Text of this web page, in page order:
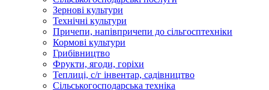
Зернові культури
Технічні культури
Причепи, напівпричепи до сільгосптехніки
Кормові культури
Грибівництво
Фрукти, ягоди, горіхи
Теплиці, с/г інвентар, садівництво
Сільськогосподарська техніка